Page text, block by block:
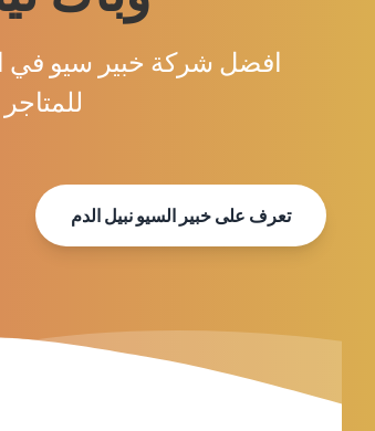
افضل شركة خبير سيو في
تعرف على خبير السيو نبيل الدم